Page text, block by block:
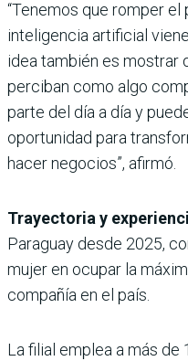
“Tenemos que romper el
inteligencia artificial
idea también es mostrar
perciban como algo
parte del día a día y
oportunidad para
hacer negocios”, afirmó.
Trayectoria y
Paraguay desde 2025,
mujer en ocupar la
compañía en el país.
La filial emplea a más